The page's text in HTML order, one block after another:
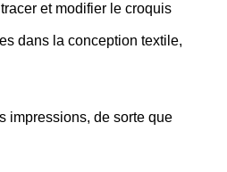
et modifier le croquis
dans la conception textile,
impressions, de sorte que